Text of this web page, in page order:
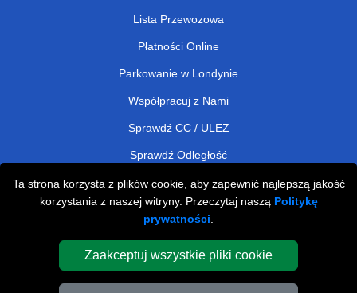
Ta strona korzysta z plików cookie, aby zapewnić najlepszą jakość
korzystania z naszej witryny. Przeczytaj naszą Politykę
prywatności
Zaakceptuj wszystkie pliki cookie
Lista Przewozowa
Płatności Online
Parkowanie w Londynie
Współpracuj z Nami
Sprawdź CC / ULEZ
Sprawdź Odległość
Man and Van Removals